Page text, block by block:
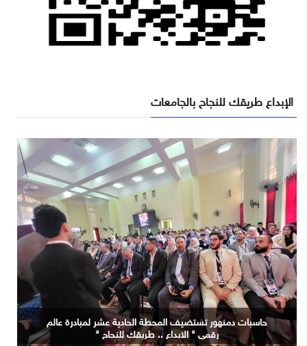
الإبداع طريقك للنجاح بالجامعات
حاسبات دمنهور تستضيف المحطة الحادية عشر لمبادرة عالم
رقمي " الابداع .. طريقك للنجاح "